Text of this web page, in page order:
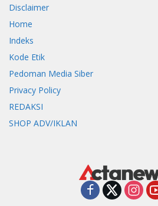
Disclaimer
Home
Indeks
Kode Etik
Pedoman Media Siber
Privacy Policy
REDAKSI
SHOP ADV/IKLAN